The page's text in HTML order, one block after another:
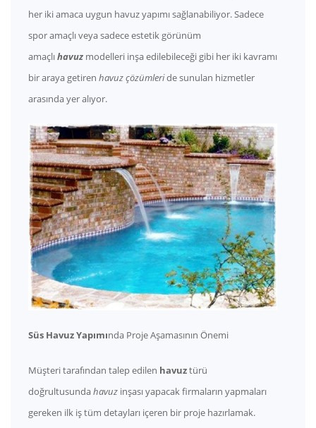
her iki amaca uygun havuz yapımı sağlanabiliyor. Sadece
spor amaçlı veya sadece estetik görünüm
amaçlıhavuz modelleri inşa edilebileceği gibi her iki kavramı
bir araya getiren havuz çözümleride sunulan hizmetler
arasında yer alıyor.
Süs Havuz Yapımında Proje Aşamasının Önemi
Müşteri tarafından talep edilen havuztürü
doğrultusundahavuz inşası yapacak firmaların yapmaları
gereken ilk iş tüm detayları içeren bir proje hazırlamak.